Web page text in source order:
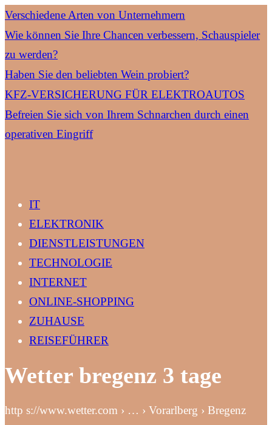
Verschiedene Arten von Unternehmern
Wie können Sie Ihre Chancen verbessern, Schauspieler
zu werden?
Haben Sie den beliebten Wein probiert?
KFZ-VERSICHERUNG FÜR ELEKTROAUTOS
Befreien Sie sich von Ihrem Schnarchen durch einen
operativen Eingriff
IT
ELEKTRONIK
DIENSTLEISTUNGEN
TECHNOLOGIE
INTERNET
ONLINE-SHOPPING
ZUHAUSE
REISEFÜHRER
Wetter bregenz 3 tage
http s://www.wetter.com › … › Vorarlberg › Bregenz